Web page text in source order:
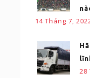
14 Tháng 7,
28